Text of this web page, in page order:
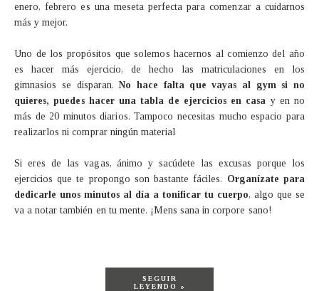
enero, febrero es una meseta perfecta para comenzar a cuidarnos
más y mejor.
Uno de los propósitos que solemos hacernos al comienzo del año
es hacer más ejercicio, de hecho las matriculaciones en los
gimnasios se disparan.No hace falta que vayas al gym si no
quieres, puedes hacer una tabla de ejercicios en casa y en no
más de 20 minutos diarios. Tampoco necesitas mucho espacio para
realizarlos ni comprar ningún material
Si eres de las vagas, ánimo y sacúdete las excusas porque los
ejercicios que te propongo son bastante fáciles. Organízate para
dedicarle unos minutos al día a tonificar tu cuerpo, algo que se
va a notar también en tu mente. ¡Mens sana in corpore sano!
SEGUIR
LEYENDO »